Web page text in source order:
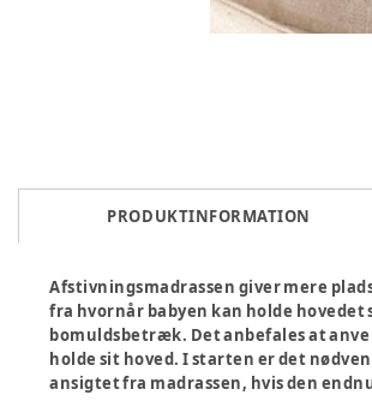
PRODUKTINFORMATION
Afstivningsmadrassen giver mere
fra hvornår babyen kan holde
bomuldsbetræk. Det anbefales at
holde sit hoved. I starten er det
ansigtet fra madrassen, hvis den